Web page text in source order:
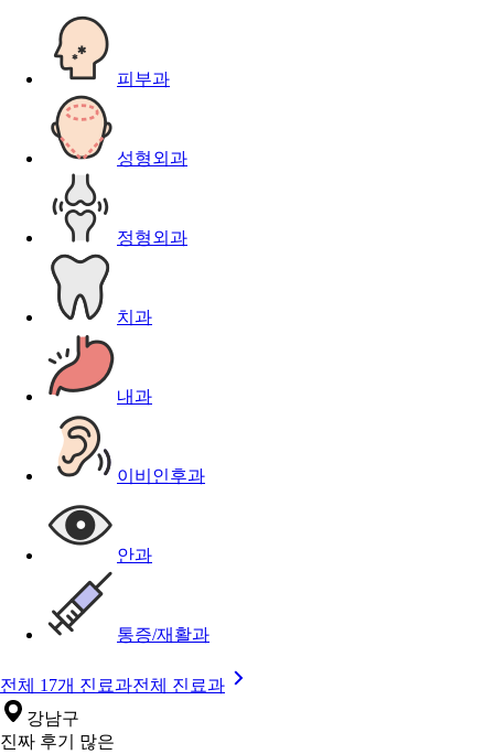
피부과
성형외과
정형외과
치과
내과
이비인후과
안과
통증/재활과
전체 17개 진료과전체 진료과
강남구
진짜 후기 많은